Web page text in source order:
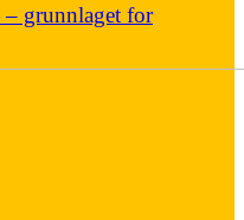
– grunnlaget for